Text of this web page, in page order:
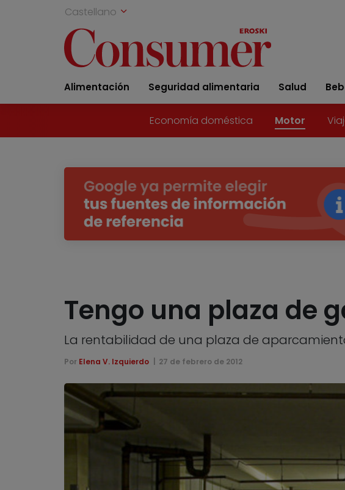
Castellano
Alimentación Seguridad alimentaria Salud
Economía doméstica Motor
Tengo una plaza de
La rentabilidad de una plaza de
Por Elena V. Izquierdo 27 de febrero de 2012